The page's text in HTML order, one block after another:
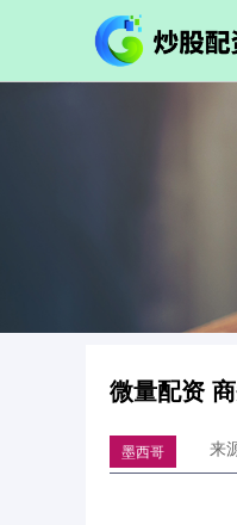
微量配资
墨西哥 来